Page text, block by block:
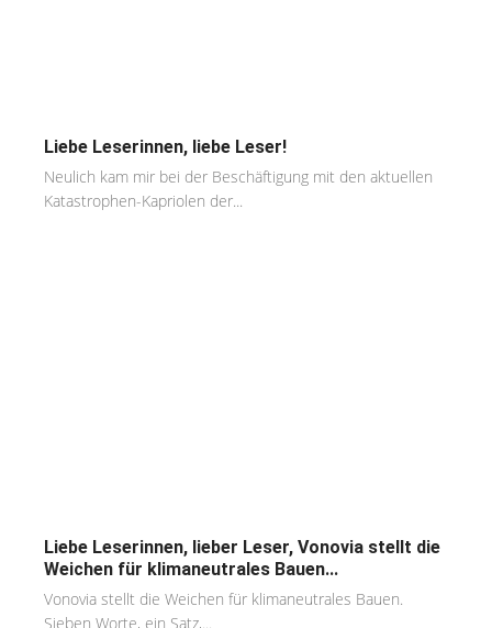
Liebe Leserinnen, liebe Leser!
Neulich kam mir bei der Beschäftigung mit den aktuellen
Katastrophen-Kapriolen der...
Liebe Leserinnen, lieber Leser, Vonovia stellt die
Weichen für klimaneutrales Bauen...
Vonovia stellt die Weichen für klimaneutrales Bauen.
Sieben Worte, ein Satz,...